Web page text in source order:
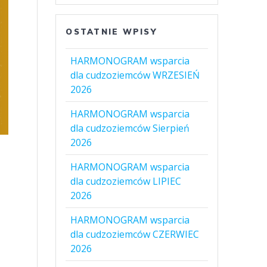
OSTATNIE WPISY
HARMONOGRAM wsparcia
dla cudzoziemców WRZESIEŃ
2026
HARMONOGRAM wsparcia
dla cudzoziemców Sierpień
2026
HARMONOGRAM wsparcia
dla cudzoziemców LIPIEC
2026
HARMONOGRAM wsparcia
dla cudzoziemców CZERWIEC
2026